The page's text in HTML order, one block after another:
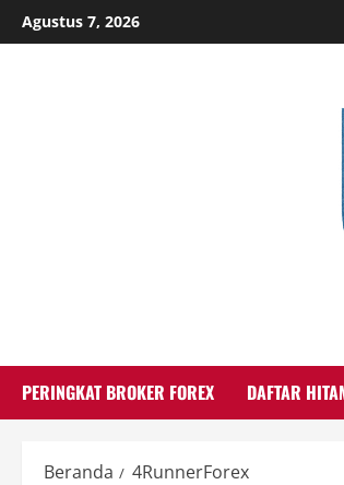
Skip
to
Agustus 7, 2026
PERINGKAT BROKER FOREX DAFTAR
Beranda 4RunnerForex